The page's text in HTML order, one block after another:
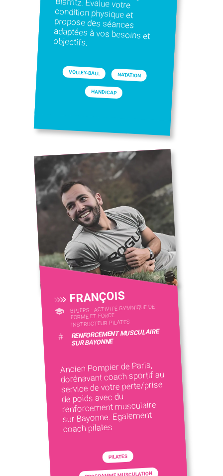
objectifs.
VOLLEY-BALL NATATION
HANDICAP
FRANÇOIS
BPJEPS - ACTIVITÉ GYMNIQUE DE
FORME ET FORCE
INSTRUCTEUR PILATES
# RENFORCEMENT MUSCULAIRE
SUR BAYONNE
Ancien Pompier de Paris,
dorénavant coach sportif au
service de votre perte/prise
de poids avec du
renforcement musculaire
sur Bayonne. Egalement
coach pilates
PILATES